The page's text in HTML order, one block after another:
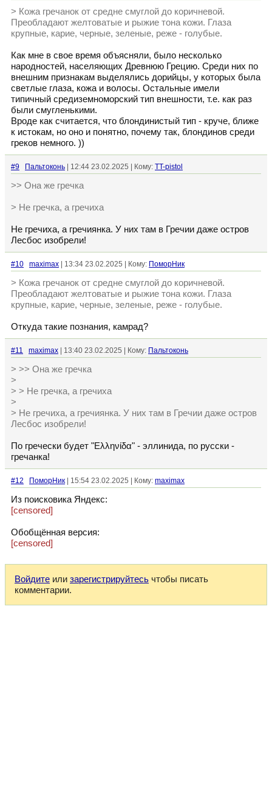
> Кожа гречанок от средне смуглой до коричневой.
Преобладают желтоватые и рыжие тона кожи. Глаза
крупные, карие, черные, зеленые, реже - голубые.
Как мне в свое время объясняли, было несколько
народностей, населяющих Древнюю Грецию. Среди них по
внешним признакам выделялись дорийцы, у которых была
светлые глаза, кожа и волосы. Остальные имели
типичный средиземноморский тип внешности, т.е. как раз
были смугленькими.
Вроде как считается, что блондинистый тип - круче, ближе
к истокам, но оно и понятно, почему так, блондинов среди
греков немного. ))
#9 Пальтоконь | 12:44 23.02.2025 | Кому: TT-pistol
>> Она же гречка
> Не гречка, а гречиха
Не гречиха, а гречиянка. У них там в Гречии даже остров
Лесбос изобрели!
#10 maximax | 13:34 23.02.2025 | Кому: ПоморНик
> Кожа гречанок от средне смуглой до коричневой.
Преобладают желтоватые и рыжие тона кожи. Глаза
крупные, карие, черные, зеленые, реже - голубые.
Откуда такие познания, камрад?
#11 maximax | 13:40 23.02.2025 | Кому: Пальтоконь
> >> Она же гречка
>
> > Не гречка, а гречиха
>
> Не гречиха, а гречиянка. У них там в Гречии даже остров
Лесбос изобрели!
По гречески будет "Ελληνίδα" - эллинида, по русски -
гречанка!
#12 ПоморНик | 15:54 23.02.2025 | Кому: maximax
Из поисковика Яндекс:
[censored]
Обобщённая версия:
[censored]
Войдите или зарегистрируйтесь чтобы писать
комментарии.